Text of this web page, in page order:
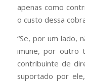
apenas como
o custo dessa
“Se, por um lado,
imune, por outro
contribuinte de
suportado por